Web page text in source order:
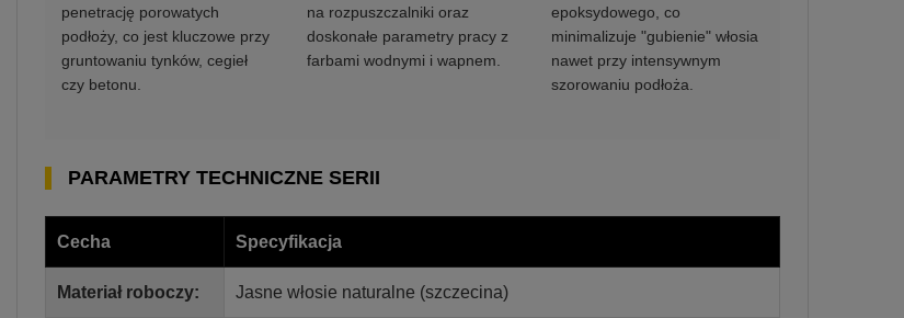
penetrację porowatych
podłoży, co jest kluczowe przy
gruntowaniu tynków, cegieł
czy betonu.
na rozpuszczalniki oraz
doskonałe parametry pracy z
farbami wodnymi i wapnem.
epoksydowego, co
minimalizuje "gubienie" włosia
nawet przy intensywnym
szorowaniu podłoża.
PARAMETRY TECHNICZNE SERII
Cecha Specyfikacja
Materiał roboczy: Jasne włosie naturalne (szczecina)